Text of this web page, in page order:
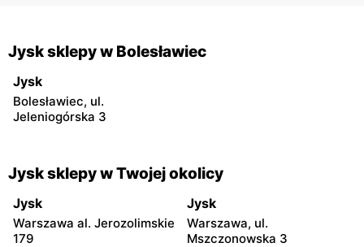
Jysk sklepy w Bolesławiec
Jysk
Bolesławiec, ul.
Jeleniogórska 3
Jysk sklepy w Twojej okolicy
Jysk
Warszawa al. Jerozolimskie
179
Jysk
Warszawa, ul.
Mszczonowska 3